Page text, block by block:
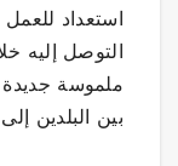
استعداد
التوصل إليه
ملموسة جديدة
بين البلدين